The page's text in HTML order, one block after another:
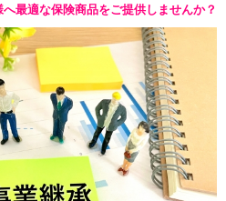
最適な保険商品をご提供しませんか？